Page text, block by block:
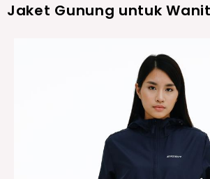
Jaket Gunung untuk